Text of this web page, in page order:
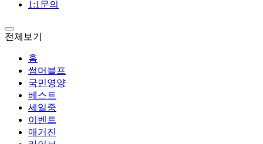
1:1문의
전체보기
홈
썸머블프
국민영양
베스트
세일중
이벤트
매거진